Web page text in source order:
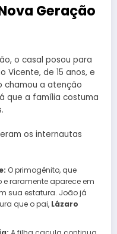
Geração
o casal posou para
Vicente, de 15 anos, e
chamou a atenção
que a família costuma
os internautas
O primogênito, que
raramente aparece em
sua estatura. João já
que o pai, Lázaro